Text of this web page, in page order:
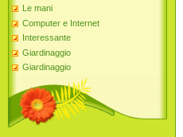
Le mani
Computer e Internet
Interessante
Giardinaggio
Giardinaggio